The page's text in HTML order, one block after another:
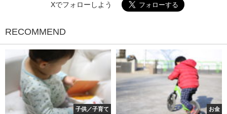
Xでフォローしよう
RECOMMEND
子供／子育て お金